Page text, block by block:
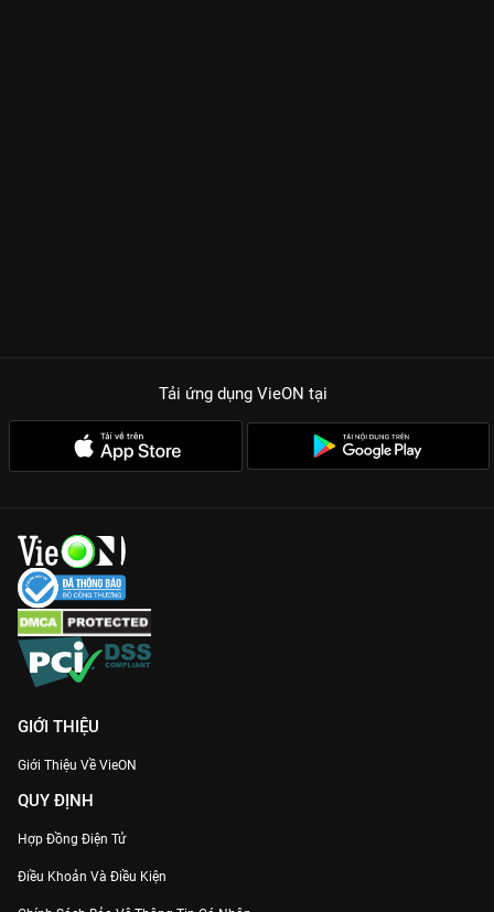
Tải ứng dụng VieON tại
GIỚI THIỆU
Giới Thiệu Về VieON
QUY ĐỊNH
Hợp Đồng Điện Tử
Điều Khoản Và Điều Kiện